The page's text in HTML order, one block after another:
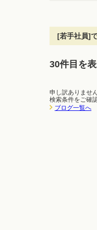
[若手社員]
30件目を
申し訳ありませ
検索条件をご確
ブログ一覧へ